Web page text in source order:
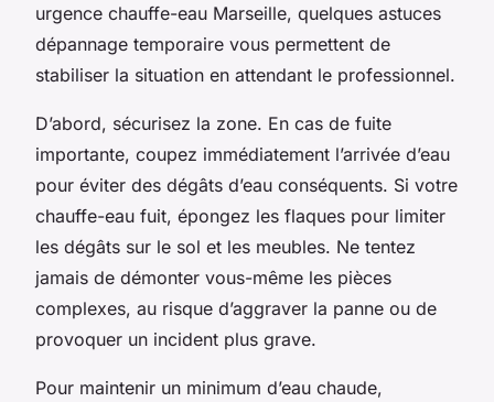
urgence chauffe-eau Marseille, quelques astuces
dépannage temporaire vous permettent de
stabiliser la situation en attendant le professionnel.
D’abord, sécurisez la zone. En cas de fuite
importante, coupez immédiatement l’arrivée d’eau
pour éviter des dégâts d’eau conséquents. Si votre
chauffe-eau fuit, épongez les flaques pour limiter
les dégâts sur le sol et les meubles. Ne tentez
jamais de démonter vous-même les pièces
complexes, au risque d’aggraver la panne ou de
provoquer un incident plus grave.
Pour maintenir un minimum d’eau chaude,